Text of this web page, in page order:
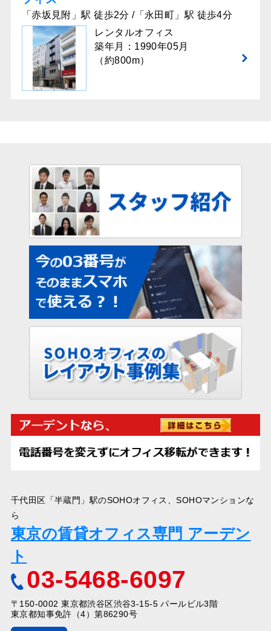
「赤坂見附」駅 徒歩2分 /「永田町」駅 徒歩4分
レンタルオフィス
築年月：1990年05月
（約800m）
千代田区「半蔵門」駅のSOHOオフィス、SOHOマンションな
ら
東京の賃貸オフィス専門 アーデン
ト
03-5468-6097
〒150-0002 東京都渋谷区渋谷3-15-5 パールビル3階
東京都知事免許（4）第86290号